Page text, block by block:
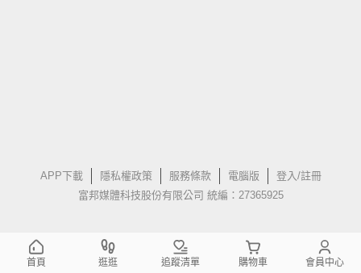
APP下載 隱私權政策 服務條款 電腦版
登入/註冊
富邦媒體科技股份有限公司 統編：27365925
首頁 逛逛 追蹤清單 購物車 會員中心